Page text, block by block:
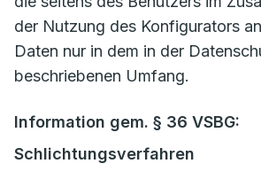
der Nutzung des Konfigurators
Daten nur in dem in der
beschriebenen Umfang.
Information gem. § 36 VSBG:
Schlichtungsverfahren